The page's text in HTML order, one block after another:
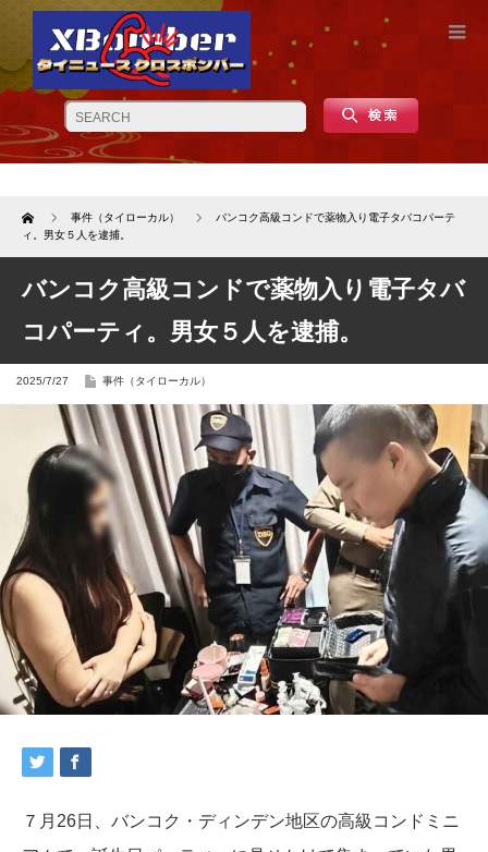
Home 事件（タイローカル）
バンコク高級コンドで薬物入り電子タバコパーテ
ィ。男女５人を逮捕。
バンコク高級コンドで薬物入り電子タバ
コパーティ。男女５人を逮捕。
2025/7/27 事件（タイローカル）
７月26日、バンコク・ディンデン地区の高級コンドミニ